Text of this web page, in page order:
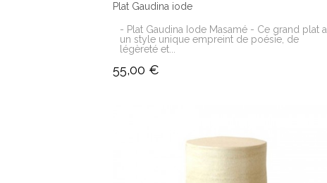
Plat Gaudina iode
- Plat Gaudina Iode Masamé - Ce grand plat a
un style unique empreint de poésie, de
légèreté et...
55,00 €